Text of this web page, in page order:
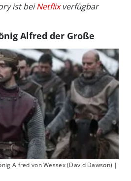
ist beiNetflixverfügbar
Alfred der Große
Alfred von Wessex (David Dawson) |